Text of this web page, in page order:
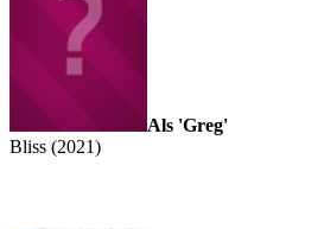
Als 'Greg'
Bliss (2021)